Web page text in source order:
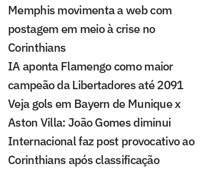
Memphis movimenta a web com
postagem em meio à crise no
Corinthians
IA aponta Flamengo como maior
campeão da Libertadores até 2091
Veja gols em Bayern de Munique x
Aston Villa: João Gomes diminui
Internacional faz post provocativo ao
Corinthians após classificação